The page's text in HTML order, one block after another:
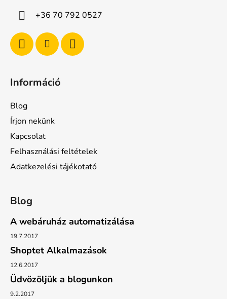
+36 70 792 0527
Információ
Blog
Írjon nekünk
Kapcsolat
Felhasználási feltételek
Adatkezelési tájékotató
Blog
A webáruház automatizálása
19.7.2017
Shoptet Alkalmazások
12.6.2017
Üdvözöljük a blogunkon
9.2.2017